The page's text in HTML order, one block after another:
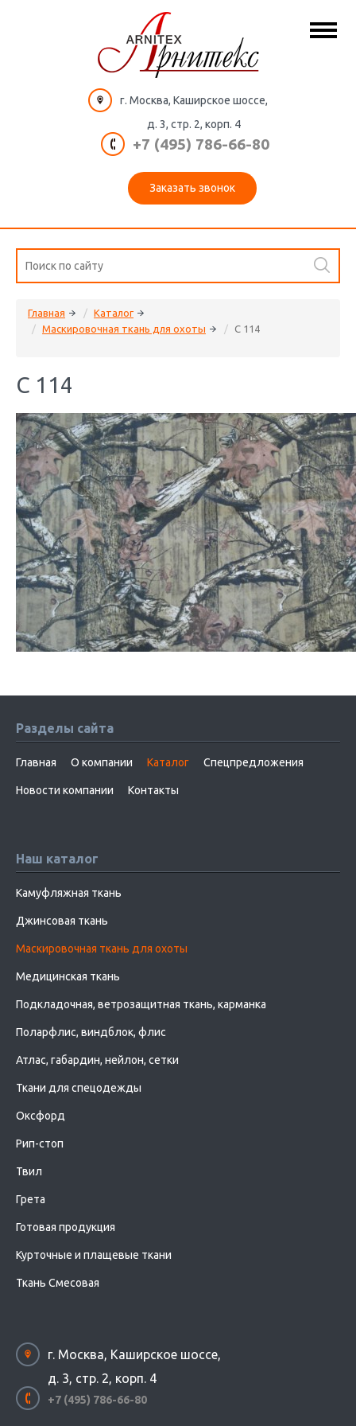
г. Москва, Каширское шоссе,
д. 3, стр. 2, корп. 4
+7 (495) 786-66-80
Заказать звонок
Главная
Каталог
Маскировочная ткань для охоты
C 114
C 114
Разделы сайта
Главная О компании Каталог Спецпредложения
Новости компании Контакты
Наш каталог
Камуфляжная ткань
Джинсовая ткань
Маскировочная ткань для охоты
Медицинская ткань
Подкладочная, ветрозащитная ткань, карманка
Поларфлис, виндблок, флис
Атлас, габардин, нейлон, сетки
Ткани для спецодежды
Оксфорд
Рип-стоп
Твил
Грета
Готовая продукция
Курточные и плащевые ткани
Ткань Смесовая
г. Москва, Каширское шоссе,
д. 3, стр. 2, корп. 4
+7 (495) 786-66-80